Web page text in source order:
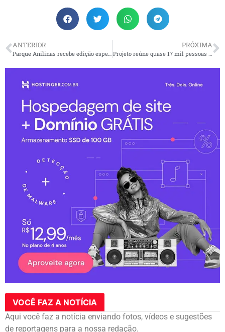
ANTERIOR PRÓXIMA
VOCÊ FAZ A NOTÍCIA
Aqui você faz a notícia enviando fotos, vídeos e sugestões
de reportagens para a nossa redação.